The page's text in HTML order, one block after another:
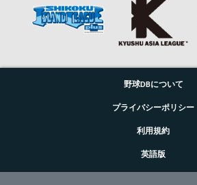
野球DBについて
プライバシーポリシー
利用規約
英語版